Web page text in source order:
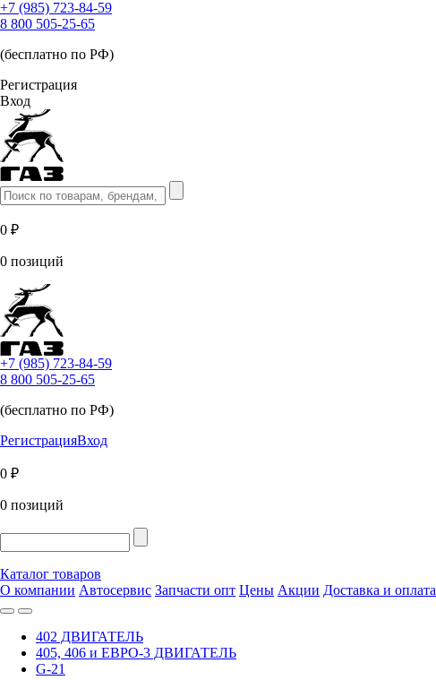
+7 (985) 723-84-59
8 800 505-25-65
(бесплатно по РФ)
Регистрация
Вход
0 ₽
0 позиций
+7 (985) 723-84-59
8 800 505-25-65
(бесплатно по РФ)
РегистрацияВход
0 ₽
0 позиций
Каталог товаров
О компании Автосервис Запчасти опт Цены Акции Доставка и оплата
402 ДВИГАТЕЛЬ
405, 406 и ЕВРО-3 ДВИГАТЕЛЬ
G-21